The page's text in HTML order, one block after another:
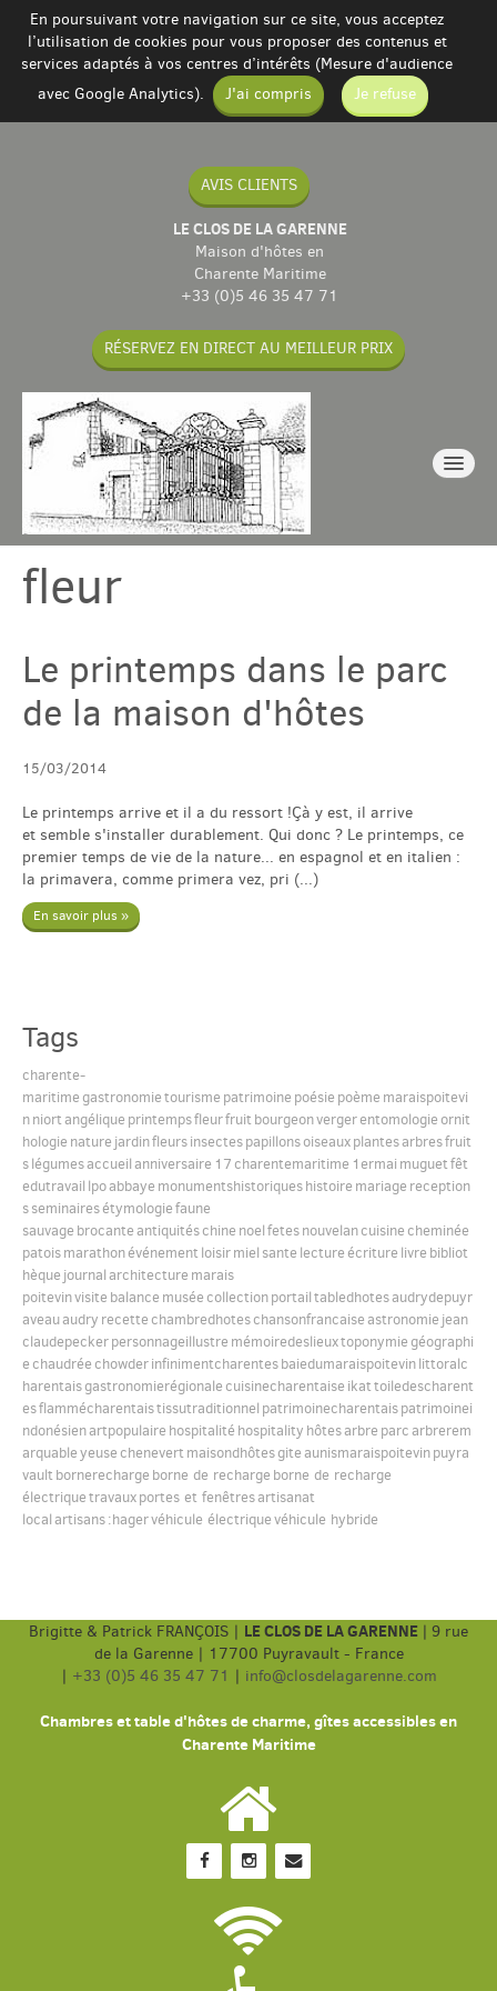
En poursuivant votre navigation sur ce site, vous acceptez
l’utilisation de cookies pour vous proposer des contenus et
services adaptés à vos centres d’intérêts (Mesure d'audience
avec Google Analytics).
J'ai compris Je refuse
AVIS CLIENTS
LE CLOS DE LA GARENNE
Maison d'hôtes en
Charente Maritime
+33 (0)5 46 35 47 71
RÉSERVEZ EN DIRECT AU MEILLEUR PRIX
Chambres & table
Tarif & Contact
Accès & Tourisme
Plus
Español
fleur
Le printemps dans le parc
de la maison d'hôtes
15/03/2014
Le printemps arrive et il a du ressort !Çà y est, il arrive
et semble s'installer durablement. Qui donc ? Le printemps, ce
premier temps de vie de la nature... en espagnol et en italien :
la primavera, comme primera vez, pri (...)
En savoir plus »
Tags
charente-
maritime gastronomietourisme patrimoine poésie poème maraispoitevi
nniort angélique printempsfleurfruit bourgeonvergerentomologie ornit
hologie nature jardinfleursinsectespapillonsoiseauxplantesarbresfruit
slégumesaccueil anniversaire 17 charentemaritime 1ermai muguetfêt
edutravail lpoabbaye monumentshistoriqueshistoire mariage reception
sseminairesétymologiefaune
sauvage brocante antiquitéschine noelfetesnouvelancuisine cheminée
patoismarathonévénement loisirmiel sante lecture écriture livre bibliot
hèque journal architecture marais
poitevinvisite balance musée collectionportailtabledhotesaudrydepuyr
aveauaudry recette chambredhoteschansonfrancaise astronomie jean
claudepeckerpersonnageillustre mémoiredeslieuxtoponymie géographi
e chaudrée chowderinfinimentcharentesbaiedumaraispoitevinlittoralc
harentaisgastronomierégionale cuisinecharentaise ikattoiledescharent
esflammécharentaistissutraditionnel patrimoinecharentaispatrimoinei
ndonésienartpopulaire hospitalité hospitality hôtesarbre parc arbrerem
arquableyeuse chenevert maisondhôtesgite aunismaraispoitevinpuyra
vault bornerecharge borne de recharge borne de recharge
électriquetravauxportes et fenêtresartisanat
local artisans:hagervéhicule électriquevéhicule hybride
Brigitte & Patrick FRANÇOIS | LE CLOS DE LA GARENNE | 9 rue
de la Garenne | 17700 Puyravault - France
| +33 (0)5 46 35 47 71 | info@closdelagarenne.com
Chambres et table d'hôtes de charme, gîtes accessibles en
Charente Maritime